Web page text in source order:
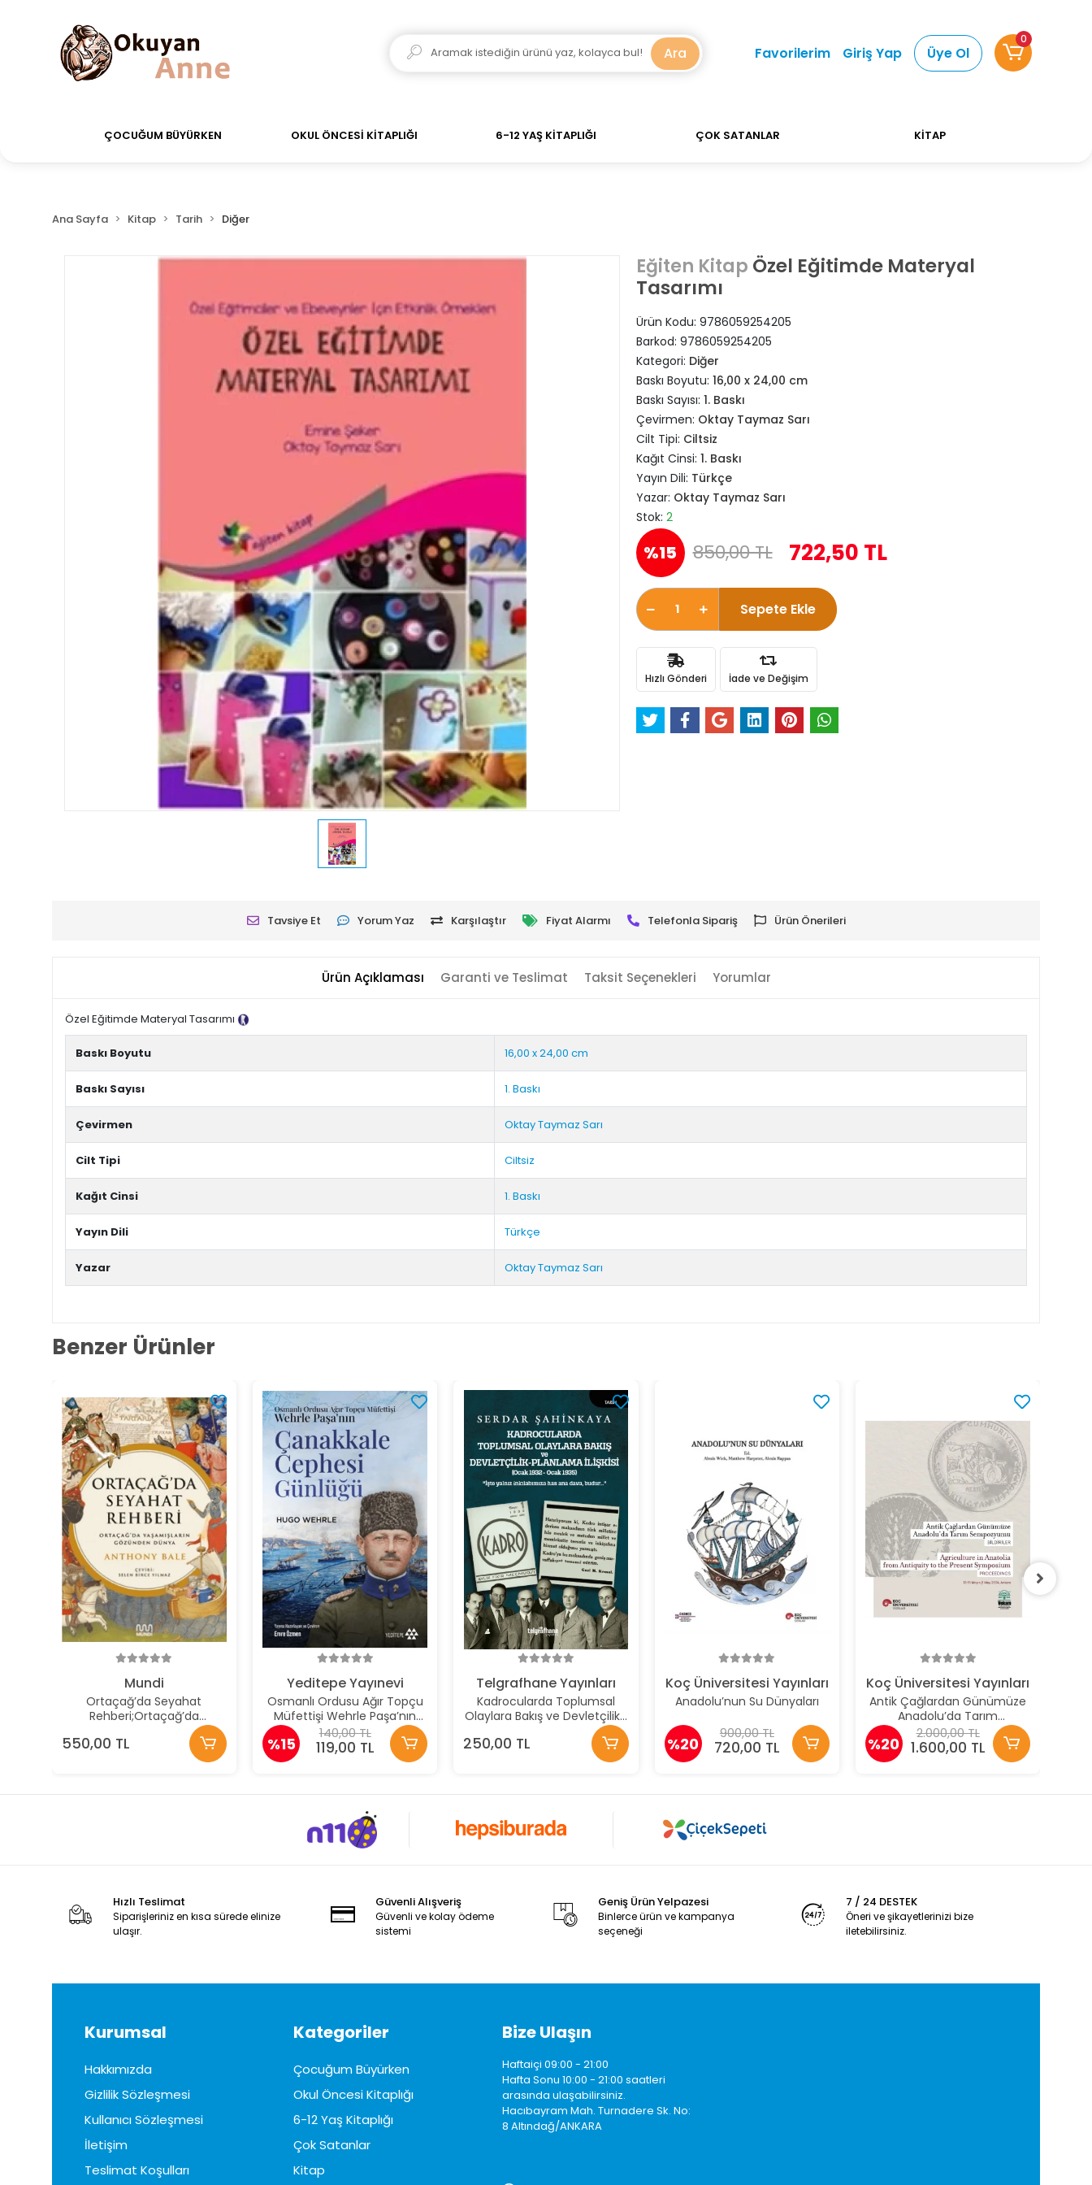
siparişler Aynı Gün Kargo! Saat 11:00'a kadar verdiğiniz siparişler Aynı Gün Kargo! 700 TL Üzeri Alışverişlerinizde Kargo Ücretsiz! Bizi tercih
Ara Favorilerim Giriş Yap Üye Ol
0
ÇOCUĞUM BÜYÜRKEN OKUL ÖNCESİ KİTAPLIĞI 6-12 YAŞ KİTAPLIĞI ÇOK SATANLAR KİTAP
Ana Sayfa Kitap Tarih Diğer
Eğiten Kitap Özel Eğitimde Materyal
Tasarımı
Ürün Kodu: 9786059254205
Barkod: 9786059254205
Kategori: Diğer
Baskı Boyutu: 16,00 x 24,00 cm
Baskı Sayısı: 1. Baskı
Çevirmen: Oktay Taymaz Sarı
Cilt Tipi: Ciltsiz
Kağıt Cinsi: 1. Baskı
Yayın Dili: Türkçe
Yazar: Oktay Taymaz Sarı
Stok: 2
%15 850,00 TL 722,50 TL
Sepete Ekle
Hızlı Gönderi İade ve Değişim
Tavsiye Et Yorum Yaz Karşılaştır Fiyat Alarmı Telefonla Sipariş Ürün Önerileri
Ürün Açıklaması Garanti ve Teslimat Taksit Seçenekleri Yorumlar
Özel Eğitimde Materyal Tasarımı Tanıtım Metni
Baskı Boyutu 16,00 x 24,00 cm
Baskı Sayısı 1. Baskı
Çevirmen Oktay Taymaz Sarı
Cilt Tipi Ciltsiz
Kağıt Cinsi 1. Baskı
Yayın Dili Türkçe
Yazar Oktay Taymaz Sarı
Benzer Ürünler
Mundi
Ortaçağ’da Seyahat
Rehberi;Ortaçağ’da
Yaşamışların Gözünden
Dünya
550,00 TL
Yeditepe Yayınevi
Osmanlı Ordusu Ağır Topçu
Müfettişi Wehrle Paşa’nın
Çanakkale Cephesi Günlüğü
%15
140,00 TL
119,00 TL
Telgrafhane Yayınları
Kadrocularda Toplumsal
Olaylara Bakış ve Devletçilik-
250,00 TL
Koç Üniversitesi Yayınları
Anadolu’nun Su Dünyaları
%20
900,00 TL
720,00 TL
Koç Üniversitesi Yayınları
Antik Çağlardan Günümüze
Anadolu’da Tarım
Sempozyumu Bildiriler
Agrıculture In Anatolıa From
Antıquıty To The Present
%20
2.000,00 TL
1.600,00 TL
Hızlı Teslimat
Siparişleriniz en kısa sürede elinize
ulaşır.
Güvenli Alışveriş
Güvenli ve kolay ödeme
sistemi
Geniş Ürün Yelpazesi
Binlerce ürün ve kampanya
seçeneği
7 / 24 DESTEK
Öneri ve şikayetlerinizi bize
iletebilirsiniz.
Kurumsal
Hakkımızda
Gizlilik Sözleşmesi
Kullanıcı Sözleşmesi
İletişim
Teslimat Koşulları
Kategoriler
Çocuğum Büyürken
Okul Öncesi Kitaplığı
6-12 Yaş Kitaplığı
Çok Satanlar
Kitap
Bize Ulaşın
Haftaiçi 09:00 - 21:00
Hafta Sonu 10:00 - 21:00 saatleri
arasında ulaşabilirsiniz.
Hacıbayram Mah. Turnadere Sk. No:
8 Altındağ/ANKARA